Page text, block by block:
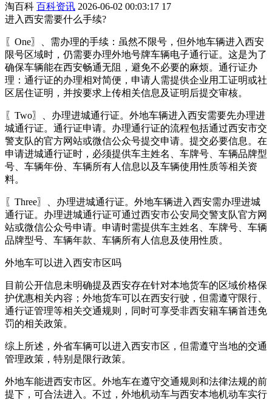
淘百科 百科资讯 2026-06-02 00:03:17 17
进入西安需要什么手续?
〖One〗、需办理的手续：虽然不限号，但外地车辆进入西安
限号区域时，仍需要办理外地号牌车辆电子通行证。这是为了
确保车辆能在西安畅通无阻，避免不必要的麻烦。通行证办
理：通行证的办理相对简便，申请人需提供企业用工证明或社
区居住证明，并按要求上传相关信息及证明后提交审核。
〖Two〗、办理进城通行证。外地车辆进入西安需要先办理进
城通行证。通行证申请。办理通行证的流程包括通过西安市交
警支队的官方网站或微信公众号提交申请。提交必要信息。在
申请进城通行证时，必须提供车主姓名、车牌号、车辆品牌型
号、车辆年份、车辆所有人信息以及车辆使用性质等相关资
料。
〖Three〗、办理进城通行证。外地车辆进入西安需办理进城
通行证。办理进城通行证可通过西安市公安局交警支队官方网
站或微信公众号申请。申请时需提供车主姓名、车牌号、车辆
品牌型号、车辆年款、车辆所有人信息及使用性质。
外地车可以进入西安市区吗
目前公开信息未明确提及西安存在针对本地货车的区域价格保
护优惠相关内容；外地货车可以在西安行驶，但需遵守限行、
通行证管理等相关交通规则，同时可享受非西安籍车辆首违免
罚的相关政策。
综上所述，外省车辆可以进入西安市区，但需遵守当地的交通
管理政策，特别是限行政策。
外地车能进西安市区。外地车在遵守交通规则和法律法规的前
提下，可合法进入。不过，外地机动车与西安本地机动车实行